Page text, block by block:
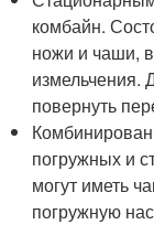
комбайн.
ножи и чаши,
измельчения.
повернуть
погружных и
могут иметь
погружную